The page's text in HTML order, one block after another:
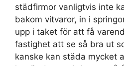
städfirmor vanligtvis inte
bakom vitvaror, in i
upp i taket för att få
fastighet att se så bra ut
kanske kan städa mycket